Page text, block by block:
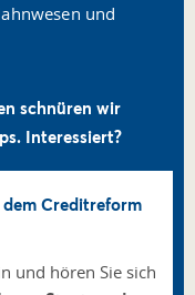
und
schnüren wir
Interessiert?
dem Creditreform
und hören Sie sich